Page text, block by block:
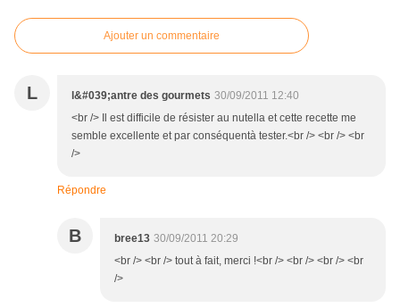
Ajouter un commentaire
L l&#039;antre des gourmets 30/09/2011 12:40
<br /> Il est difficile de résister au nutella et cette recette me
semble excellente et par conséquentà tester.<br /> <br /> <br
/>
Répondre
B bree13 30/09/2011 20:29
<br /> <br /> tout à fait, merci !<br /> <br /> <br /> <br
/>